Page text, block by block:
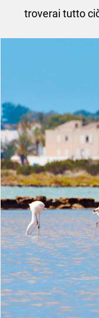
troverai tutto